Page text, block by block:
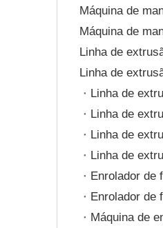
Enrolador de